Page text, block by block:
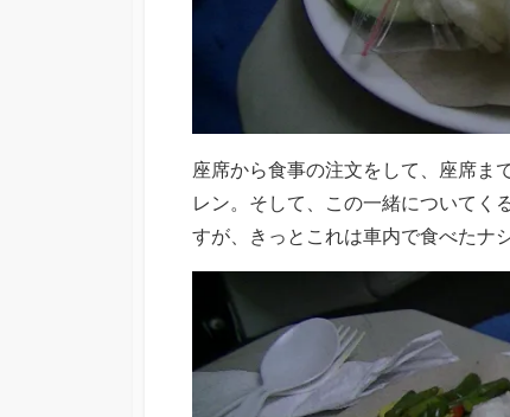
座席から食事の注文をして、座席ま
レン。そして、この一緒についてく
すが、きっとこれは車内で食べたナ